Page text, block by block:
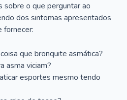
sobre o que perguntar ao
dos sintomas apresentados
fornecer:
que bronquite asmática?
asma viciam?
esportes mesmo tendo